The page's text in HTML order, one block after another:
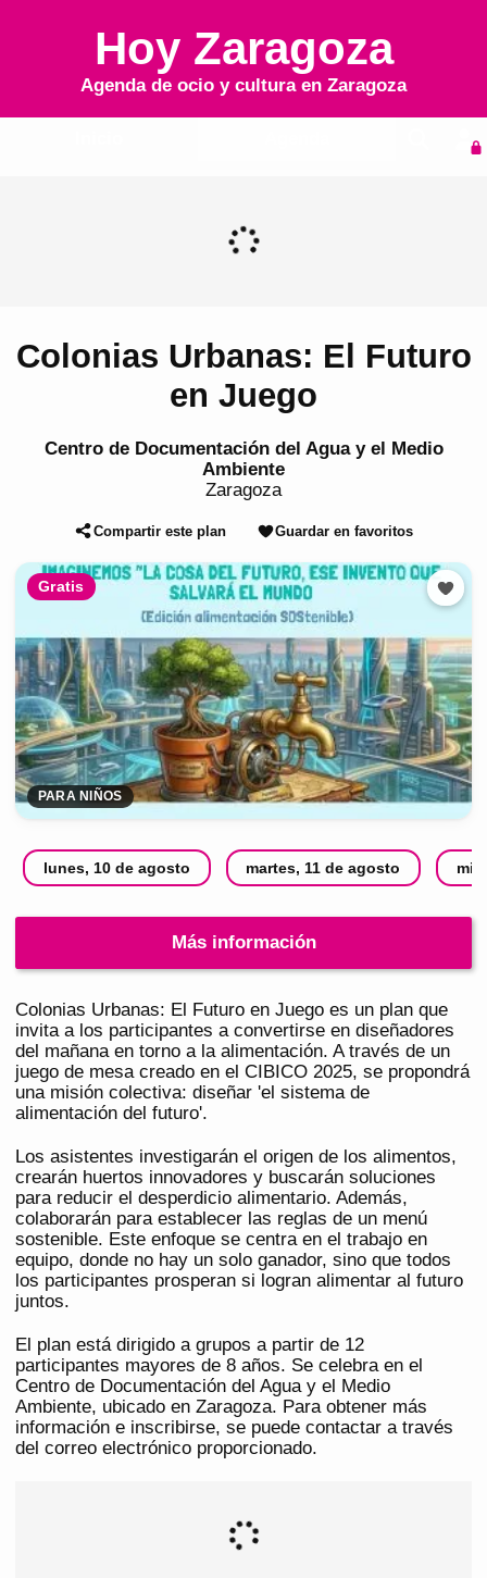
Hoy Zaragoza
Agenda de ocio y cultura en Zaragoza
Colonias Urbanas: El Futuro
en Juego
Centro de Documentación del Agua y el Medio
Ambiente
Zaragoza
Compartir este plan Guardar en favoritos
Gratis
PARA NIÑOS
lunes, 10 de agosto martes, 11 de agosto
Más información
Colonias Urbanas: El Futuro en Juego es un plan que
invita a los participantes a convertirse en diseñadores
del mañana en torno a la alimentación. A través de un
juego de mesa creado en el CIBICO 2025, se propondrá
una misión colectiva: diseñar 'el sistema de
alimentación del futuro'.
Los asistentes investigarán el origen de los alimentos,
crearán huertos innovadores y buscarán soluciones
para reducir el desperdicio alimentario. Además,
colaborarán para establecer las reglas de un menú
sostenible. Este enfoque se centra en el trabajo en
equipo, donde no hay un solo ganador, sino que todos
los participantes prosperan si logran alimentar al futuro
juntos.
El plan está dirigido a grupos a partir de 12
participantes mayores de 8 años. Se celebra en el
Centro de Documentación del Agua y el Medio
Ambiente, ubicado en Zaragoza. Para obtener más
información e inscribirse, se puede contactar a través
del correo electrónico proporcionado.